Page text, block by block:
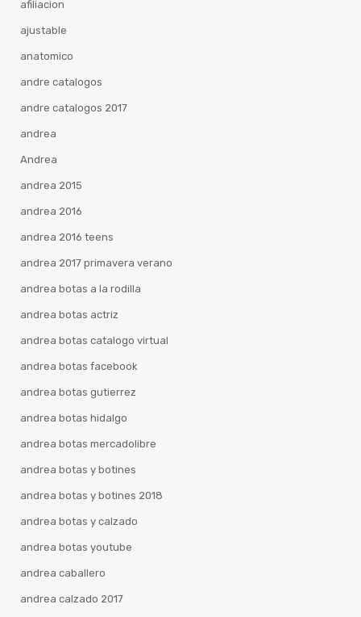
afiliacion
ajustable
anatomico
andre catalogos
andre catalogos 2017
andrea
Andrea
andrea 2015
andrea 2016
andrea 2016 teens
andrea 2017 primavera verano
andrea botas a la rodilla
andrea botas actriz
andrea botas catalogo virtual
andrea botas facebook
andrea botas gutierrez
andrea botas hidalgo
andrea botas mercadolibre
andrea botas y botines
andrea botas y botines 2018
andrea botas y calzado
andrea botas youtube
andrea caballero
andrea calzado 2017